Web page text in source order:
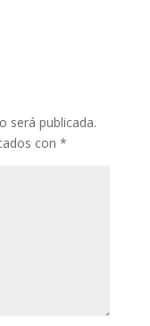
será publicada.
con *